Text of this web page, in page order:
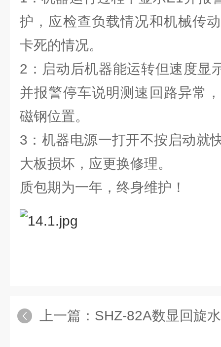
护，应检查负载情况和机械传
卡死的情况。
2：启动后机器能运转但速度显
并报警停车说明测速回路异常
磁钢位置。
3：机器电源一打开不按启动就
大板损坏，应更换修理。
质包期为一年，终身维护！
上一篇： SHZ-82A数显回旋